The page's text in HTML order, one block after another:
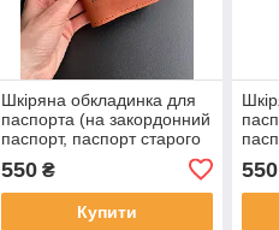
Шкіряна обкладинка для
паспорта (на закордонний
паспорт, паспорт старого
550₴
Купити
550